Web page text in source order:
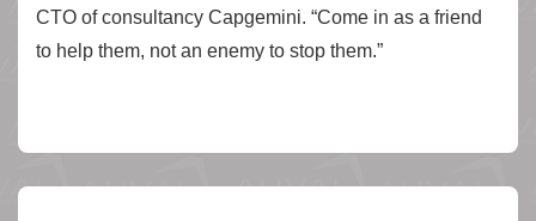
CTO of consultancy Capgemini. “Come in as a friend
to help them, not an enemy to stop them.”